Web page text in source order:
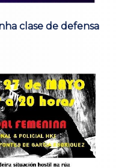
clase de defensa